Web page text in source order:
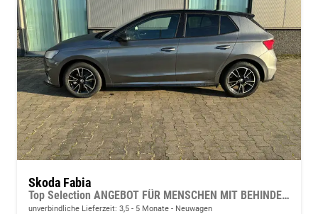
Skoda Fabia
Top Selection ANGEBOT FÜR MENSCHEN MIT BEHINDERUNG AB 50%! 1.0 TSI 95PS, 15" Alu, Climatronic, SunSet, Multifunktions-Lederlenkrad beheizt, Infotainment 8", Smart Link, LED-Scheinwerfer, Nebelscheinwerfer, Parksensoren hinten, Sitzheizung, Tempomat, Fußmatten
unverbindliche Lieferzeit: 3,5 - 5 Monate Neuwagen